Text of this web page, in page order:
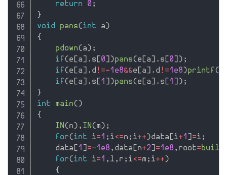
return
0 ;
}
void
pans(int a)
{
pdown(a) ;
if (e [a] . s [0] )pans(e [a] . s [0] ) ;
if (e [a] . d !=-1e8&&e [a] . d !=1e8)printf (
if (e [a] . s [1 ] )pans(e [a] . s [1 ] ) ;
}
int
main()
{
IN(n) , IN(m) ;
for(int i=1 ; i<=n ; i++)data [i+1 ] =i ;
    data
[1 ] =-1e8 , data [n+2] =1e8 , root=build
for(int i=1 , l , r ; i<=m ; i++)
{